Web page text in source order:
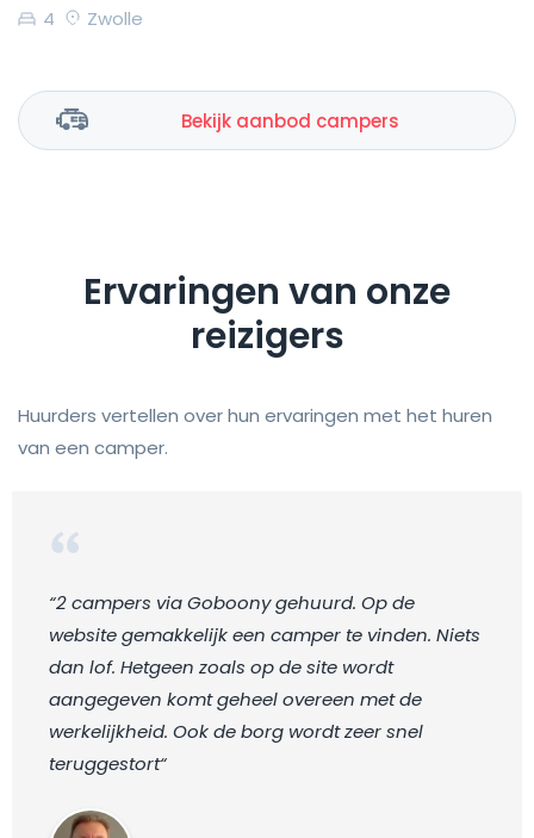
4
Zwolle
Bekijk aanbod campers
Ervaringen van onze
reizigers
Huurders vertellen over hun ervaringen met het huren
van een camper.
“2 campers via Goboony gehuurd. Op de
website gemakkelijk een camper te vinden. Niets
dan lof. Hetgeen zoals op de site wordt
aangegeven komt geheel overeen met de
werkelijkheid. Ook de borg wordt zeer snel
teruggestort“